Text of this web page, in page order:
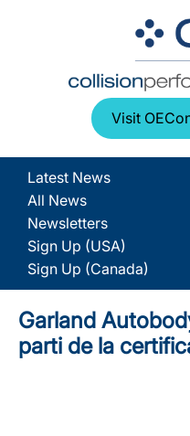
Visit
Latest News
All News
Newsletters
Sign Up (USA)
Sign Up (Canada)
Garland
parti de la